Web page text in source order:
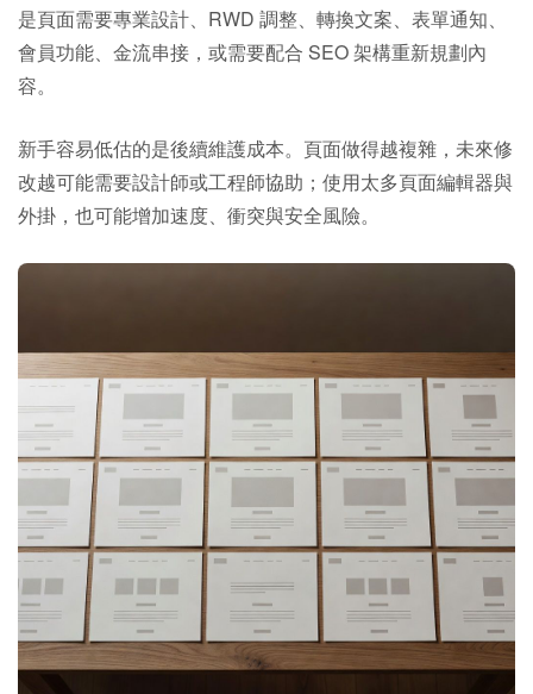
是頁面需要專業設計、RWD 調整、轉換文案、表單通知、
會員功能、金流串接，或需要配合 SEO 架構重新規劃內
容。
新手容易低估的是後續維護成本。頁面做得越複雜，未來修
改越可能需要設計師或工程師協助；使用太多頁面編輯器與
外掛，也可能增加速度、衝突與安全風險。